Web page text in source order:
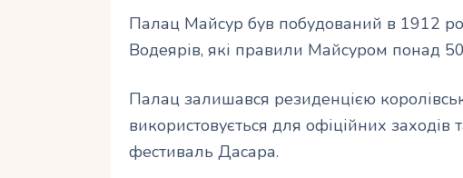
Палац Майсур був побудований в 1912
Водеярів, які правили Майсуром понад
Палац залишався резиденцією
використовується для офіційних заходів
фестиваль Дасара.